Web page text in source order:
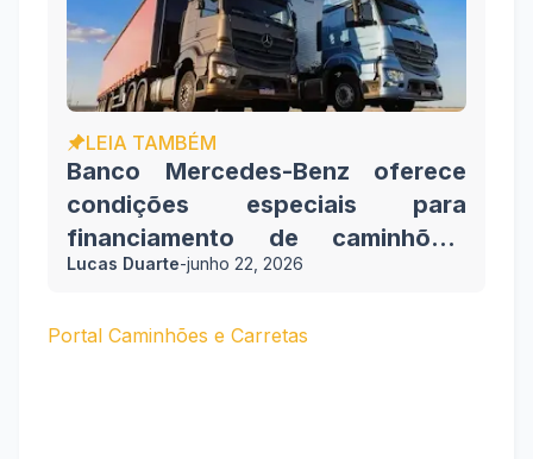
LEIA TAMBÉM
Banco Mercedes-Benz oferece
condições especiais para
financiamento de caminhões,
ônibus e vans
Lucas Duarte-junho 22, 2026
Portal Caminhões e Carretas